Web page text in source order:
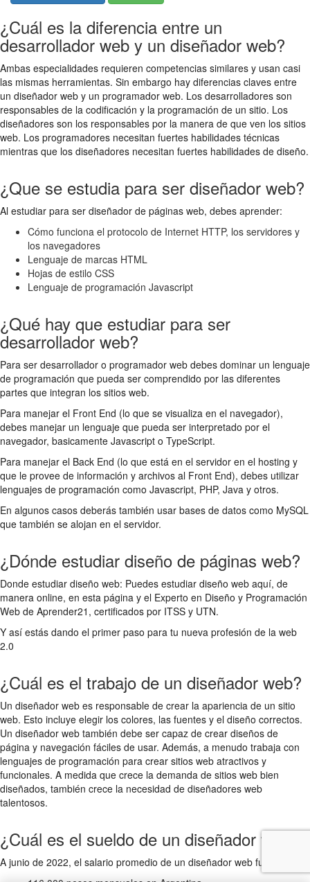
¿Cuál es la diferencia entre un
desarrollador web y un diseñador web?
Ambas especialidades requieren competencias similares y usan casi
las mismas herramientas. Sin embargo hay diferencias claves entre
un diseñador web y un programador web. Los desarrolladores son
responsables de la codificación y la programación de un sitio. Los
diseñadores son los responsables por la manera de que ven los sitios
web. Los programadores necesitan fuertes habilidades técnicas
mientras que los diseñadores necesitan fuertes habilidades de diseño.
¿Que se estudia para ser diseñador web?
Al estudiar para ser diseñador de páginas web, debes aprender:
Cómo funciona el protocolo de Internet HTTP, los servidores y
los navegadores
Lenguaje de marcas HTML
Hojas de estilo CSS
Lenguaje de programación Javascript
¿Qué hay que estudiar para ser
desarrollador web?
Para ser desarrollador o programador web debes dominar un lenguaje
de programación que pueda ser comprendido por las diferentes
partes que integran los sitios web.
Para manejar el Front End (lo que se visualiza en el navegador),
debes manejar un lenguaje que pueda ser interpretado por el
navegador, basicamente Javascript o TypeScript.
Para manejar el Back End (lo que está en el servidor en el hosting y
que le provee de información y archivos al Front End), debes utilizar
lenguajes de programación como Javascript, PHP, Java y otros.
En algunos casos deberás también usar bases de datos como MySQL
que también se alojan en el servidor.
¿Dónde estudiar diseño de páginas web?
Donde estudiar diseño web: Puedes estudiar diseño web aquí, de
manera online, en esta página y el Experto en Diseño y Programación
Web de Aprender21, certificados por ITSS y UTN.
Y así estás dando el primer paso para tu nueva profesión de la web
2.0
¿Cuál es el trabajo de un diseñador web?
Un diseñador web es responsable de crear la apariencia de un sitio
web. Esto incluye elegir los colores, las fuentes y el diseño correctos.
Un diseñador web también debe ser capaz de crear diseños de
página y navegación fáciles de usar. Además, a menudo trabaja con
lenguajes de programación para crear sitios web atractivos y
funcionales. A medida que crece la demanda de sitios web bien
diseñados, también crece la necesidad de diseñadores web
talentosos.
¿Cuál es el sueldo de un diseñador web?
A junio de 2022, el salario promedio de un diseñador web fue de: